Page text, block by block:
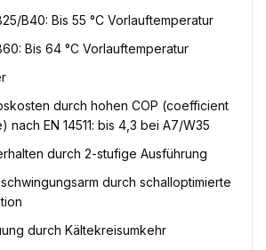
B40: Bis 55 °C Vorlauftemperatur
Bis 64 °C Vorlauftemperatur
durch hohen COP (coefficient
nach EN 14511: bis 4,3 bei A7/W35
durch 2-stufige Ausführung
durch schalloptimierte
durch Kältekreisumkehr